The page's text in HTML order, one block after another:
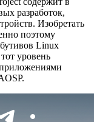
разработок,
Изобретать
поэтому
Linux
уровень